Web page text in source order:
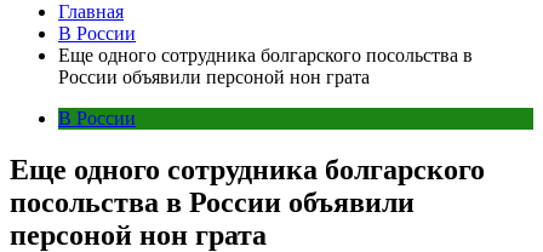
Главная
В России
Еще одного сотрудника болгарского посольства в
России объявили персоной нон грата
В России
Еще одного сотрудника болгарского
посольства в России объявили
персоной нон грата